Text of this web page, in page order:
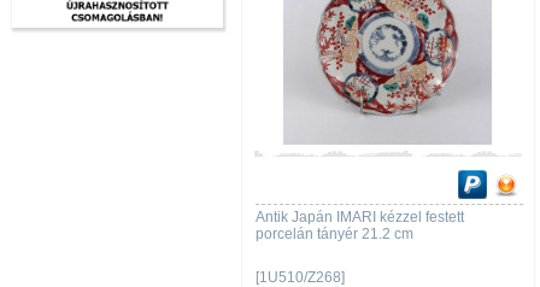
Antik Japán IMARI kézzel festett
porcelán tányér 21.2 cm
[1U510/Z268]